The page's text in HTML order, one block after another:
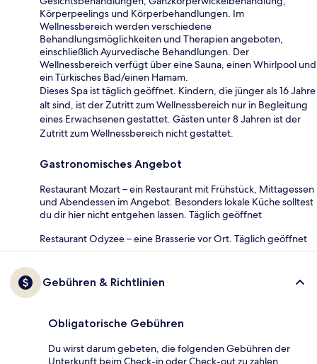
Körperpeelings und Körperbehandlungen. Im
Wellnessbereich werden verschiedene
Behandlungsmöglichkeiten und Therapien angeboten,
einschließlich Ayurvedische Behandlungen. Der
Wellnessbereich verfügt über eine Sauna, einen Whirlpool und
ein Türkisches Bad/einen Hamam.
Dieses Spa ist täglich geöffnet. Kindern, die jünger als 16 Jahre
alt sind, ist der Zutritt zum Wellnessbereich nur in Begleitung
eines Erwachsenen gestattet. Gästen unter 8 Jahren ist der
Zutritt zum Wellnessbereich nicht gestattet.
Gastronomisches Angebot
Restaurant Mozart – ein Restaurant mit Frühstück, Mittagessen
und Abendessen im Angebot. Besonders lokale Küche solltest
du dir hier nicht entgehen lassen. Täglich geöffnet
Restaurant Odyzee – eine Brasserie vor Ort. Täglich geöffnet
Gebühren & Richtlinien
Obligatorische Gebühren
Du wirst darum gebeten, die folgenden Gebühren der
Unterkunft beim Check-in oder Check-out zu zahlen.